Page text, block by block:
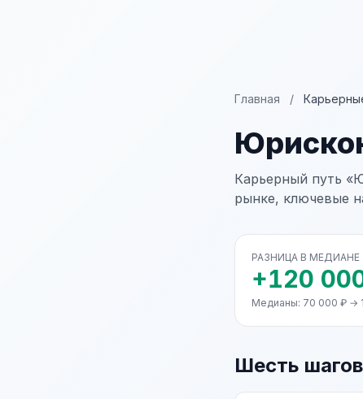
Главная /
Карьерный путь
рынке, ключевые
РАЗНИЦА В МЕДИАНЕ
+120
Медианы: 70 000 ₽ →
Шесть